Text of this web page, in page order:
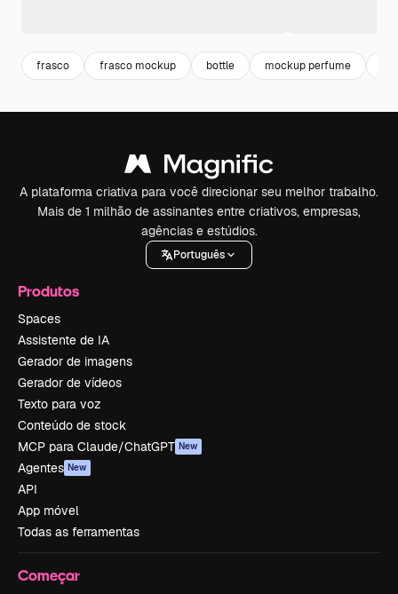
frasco frasco mockup bottle mockup perfume
A plataforma criativa para você direcionar seu melhor trabalho.
Mais de 1 milhão de assinantes entre criativos, empresas,
agências e estúdios.
Português
Produtos
Spaces
Assistente de IA
Gerador de imagens
Gerador de vídeos
Texto para voz
Conteúdo de stock
MCP para Claude/ChatGPT New
Agentes New
API
App móvel
Todas as ferramentas
Começar